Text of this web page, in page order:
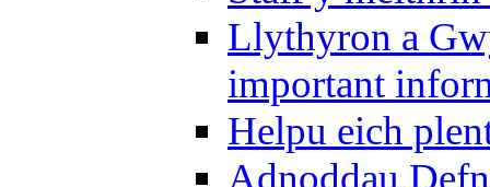
Llythyron a
important
Helpu eich
Adnoddau